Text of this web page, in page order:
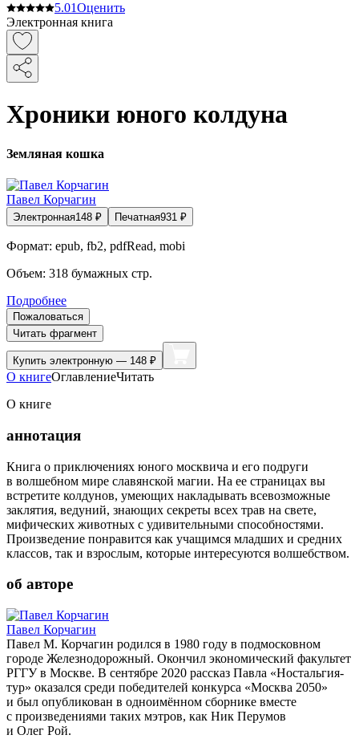
5.01Оценить
Электронная книга
Хроники юного колдуна
Земляная кошка
Павел Корчагин
Электронная148 ₽ Печатная931 ₽
Формат: epub, fb2, pdfRead, mobi
Объем: 318 бумажных стр.
Подробнее
Пожаловаться
Читать фрагмент
Купить электронную — 148 ₽
О книгеОглавлениеЧитать
О книге
аннотация
Книга о приключениях юного москвича и его подруги
в волшебном мире славянской магии. На ее страницах вы
встретите колдунов, умеющих накладывать всевозможные
заклятия, ведуний, знающих секреты всех трав на свете,
мифических животных с удивительными способностями.
Произведение понравится как учащимся младших и средних
классов, так и взрослым, которые интересуются волшебством.
об авторе
Павел Корчагин
Павел М. Корчагин родился в 1980 году в подмосковном
городе Железнодорожный. Окончил экономический факультет
РГГУ в Москве. В сентябре 2020 рассказ Павла «Ностальгия-
тур» оказался среди победителей конкурса «Москва 2050»
и был опубликован в одноимённом сборнике вместе
с произведениями таких мэтров, как Ник Перумов
и Олег Рой.